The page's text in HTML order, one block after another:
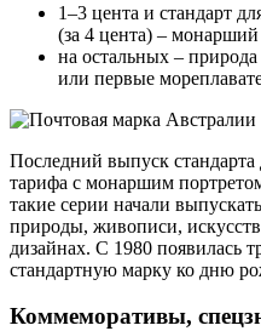
1–3 цента и стандарт
(за 4 цента) –
на остальных –
или первые
Последний выпуск стандарта
тарифа с монаршим
такие серии начали
природы, живописи,
дизайнах. С 1980 появилась
стандартную марку ко дню
Коммеморативы,